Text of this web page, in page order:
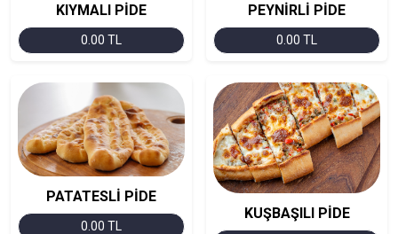
KIYMALI PİDE
0.00 TL
PEYNİRLİ PİDE
0.00 TL
PATATESLİ PİDE
0.00 TL
KUŞBAŞILI PİDE